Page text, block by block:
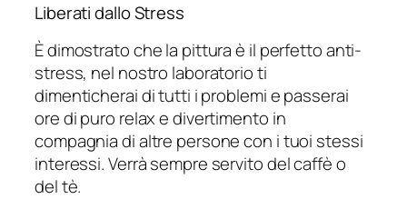
Liberati dallo Stress
È dimostrato che la pittura è il perfetto anti-
stress, nel nostro laboratorio ti
dimenticherai di tutti i problemi e passerai
ore di puro relax e divertimento in
compagnia di altre persone con i tuoi stessi
interessi. Verrà sempre servito del caffè o
del tè.